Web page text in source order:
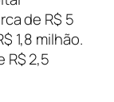
de R$ 5
1,8 milhão.
R$ 2,5